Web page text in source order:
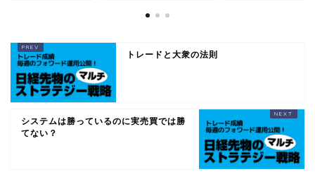
トレードと大衆の法則
システムは勝っているのに実売買では勝
てない？